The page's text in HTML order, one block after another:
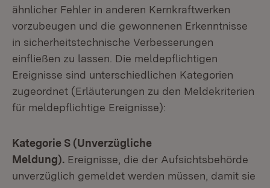
ähnlicher Fehler in anderen Kernkraftwerken
vorzubeugen und die gewonnenen Erkenntnisse
in sicherheitstechnische Verbesserungen
einfließen zu lassen. Die meldepflichtigen
Ereignisse sind unterschiedlichen Kategorien
zugeordnet (Erläuterungen zu den Meldekriterien
für meldepflichtige Ereignisse):
Kategorie S (Unverzügliche
Meldung). Ereignisse, die der Aufsichtsbehörde
unverzüglich gemeldet werden müssen, damit sie